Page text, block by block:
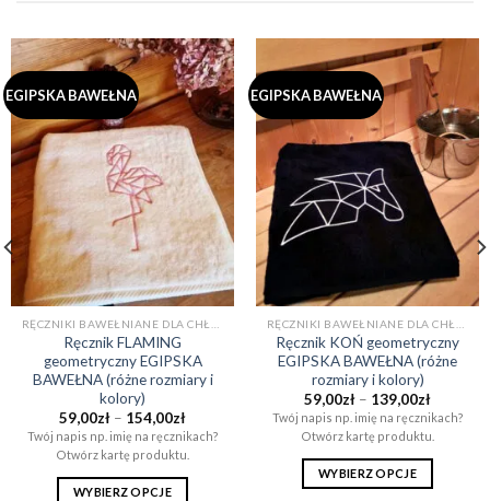
EGIPSKA BAWEŁNA
Ręcznik FLAMING
geometryczny EGIPSKA
BAWEŁNA (różne rozmiary i
kolory)
59,00zł – 154,00złZakres
cen:
od
59,00zł
do
Twój napis np. imię na ręcznikach?
Otwórz kartę produktu.
WYBIERZ OPCJE
EGIPSKA BAWEŁNA
Ręcznik KOŃ geometryczny
EGIPSKA BAWEŁNA (różne
rozmiary i kolory)
59,00zł – 139,00złZakres
cen:
od
59,00zł
do
Twój napis np. imię na ręcznikach?
Otwórz kartę produktu.
WYBIERZ OPCJE